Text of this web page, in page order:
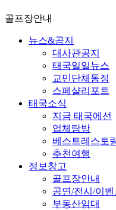
골프장안내
뉴스&공지
대사관공지
태국일일뉴스
교민단체동정
스페샬리포트
태국소식
지금 태국에선
업체탐방
베스트레스토
추천여행
정보창고
골프장안내
공연/전시/이벤
부동산임대